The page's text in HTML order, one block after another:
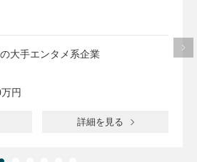
大手エンタメ系企業
円
詳細を見る